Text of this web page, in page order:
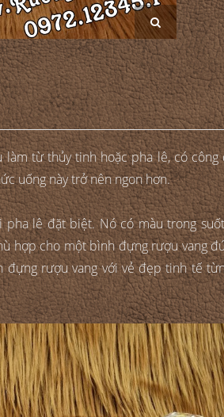
từ thủy tinh hoặc pha lê, có
uống này trở nên ngon hơn.
lê đặt biệt. Nó có màu trong
hợp cho một bình đựng rượu vang
rượu vang với vẻ đẹp tinh tế